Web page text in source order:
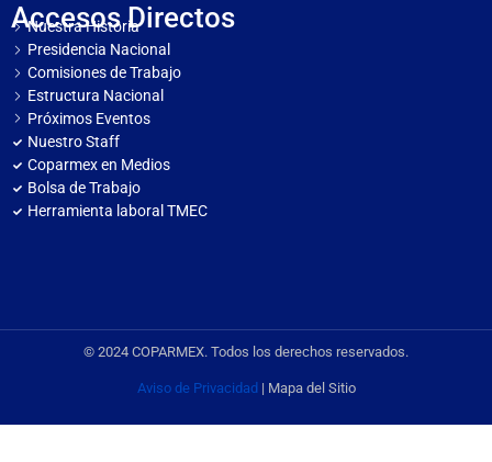
Accesos Directos
Nuestra Historia
Presidencia Nacional
Comisiones de Trabajo
Estructura Nacional
Próximos Eventos
Nuestro Staff
Coparmex en Medios
Bolsa de Trabajo
Herramienta laboral TMEC
© 2024 COPARMEX. Todos los derechos reservados.
Aviso de Privacidad | Mapa del Sitio